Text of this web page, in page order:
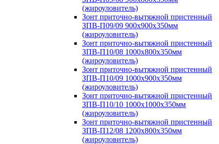
(жироуловитель)
Зонт приточно-вытяжной пристенный
ЗПВ-П09/09 900х900х350мм
(жироуловитель)
Зонт приточно-вытяжной пристенный
ЗПВ-П10/08 1000х800х350мм
(жироуловитель)
Зонт приточно-вытяжной пристенный
ЗПВ-П10/09 1000х900х350мм
(жироуловитель)
Зонт приточно-вытяжной пристенный
ЗПВ-П10/10 1000х1000х350мм
(жироуловитель)
Зонт приточно-вытяжной пристенный
ЗПВ-П12/08 1200х800х350мм
(жироуловитель)